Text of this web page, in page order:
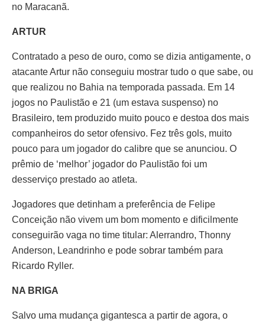
no Maracanã.
ARTUR
Contratado a peso de ouro, como se dizia antigamente, o
atacante Artur não conseguiu mostrar tudo o que sabe, ou
que realizou no Bahia na temporada passada. Em 14
jogos no Paulistão e 21 (um estava suspenso) no
Brasileiro, tem produzido muito pouco e destoa dos mais
companheiros do setor ofensivo. Fez três gols, muito
pouco para um jogador do calibre que se anunciou. O
prêmio de ‘melhor’ jogador do Paulistão foi um
desserviço prestado ao atleta.
Jogadores que detinham a preferência de Felipe
Conceição não vivem um bom momento e dificilmente
conseguirão vaga no time titular: Alerrandro, Thonny
Anderson, Leandrinho e pode sobrar também para
Ricardo Ryller.
NA BRIGA
Salvo uma mudança gigantesca a partir de agora, o